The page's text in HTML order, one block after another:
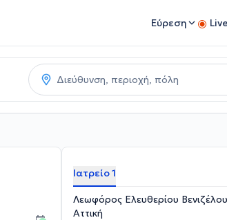
Εύρεση
Ιατρείο 1
Λεωφόρος Ελευθερίου
Αττική